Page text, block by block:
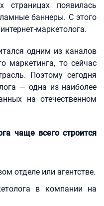
страницах появилась
баннеры. С этого
маркетолога.
одним из каналов
маркетинга, то сейчас
Поэтому сегодня
— одна из наиболее
на отечественном
чаще всего строится
отделе или агентстве.
в компании на